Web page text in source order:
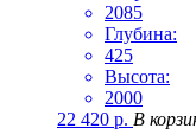
2085
Глубина:
425
Высота:
2000
22 420 р. В